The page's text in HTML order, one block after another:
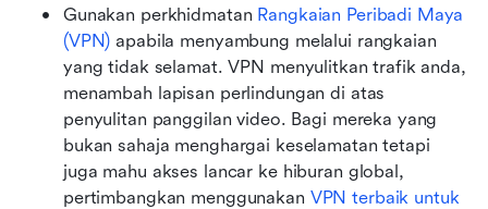
Gunakan perkhidmatan Rangkaian Peribadi Maya
(VPN) apabila menyambung melalui rangkaian
yang tidak selamat. VPN menyulitkan trafik anda,
menambah lapisan perlindungan di atas
penyulitan panggilan video. Bagi mereka yang
bukan sahaja menghargai keselamatan tetapi
juga mahu akses lancar ke hiburan global,
pertimbangkan menggunakan VPN terbaik untuk